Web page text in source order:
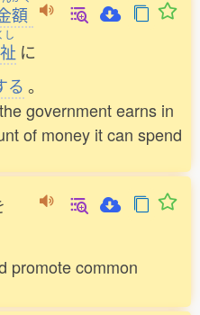
額
し
に
る 。
government earns in
of money it can spend
promote common